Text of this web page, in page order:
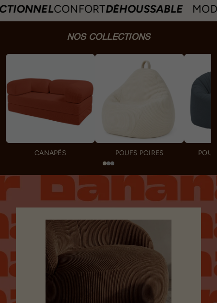
CONFORTDÉHOUSSABLE
NOS COLLECTIONS
CANAPÉS POUFS POIRES